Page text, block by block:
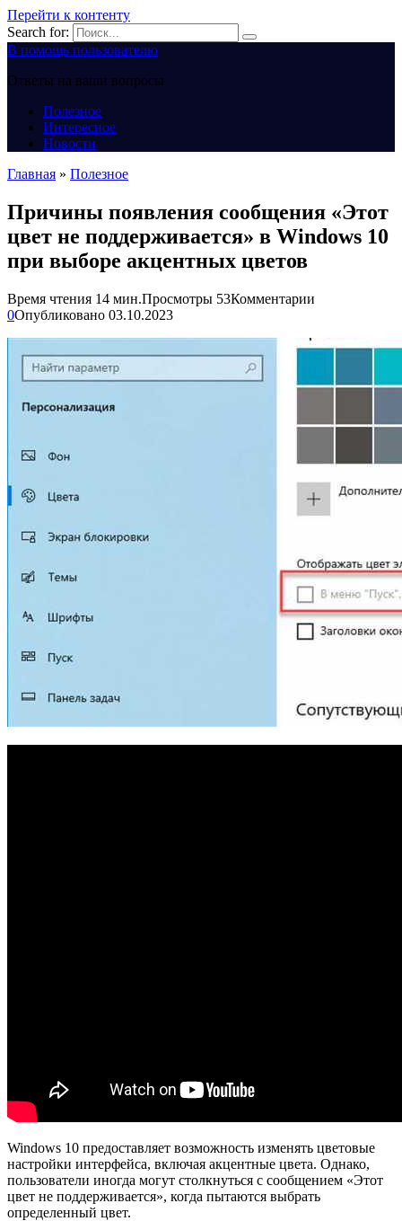
Перейти к контенту
Search for:
В помощь пользователю
Ответы на ваши вопросы
Полезное
Интересное
Новости
Главная » Полезное
Причины появления сообщения «Этот
цвет не поддерживается» в Windows 10
при выборе акцентных цветов
Время чтения 14 мин.Просмотры 53Комментарии
0Опубликовано 03.10.2023
Windows 10 предоставляет возможность изменять цветовые
настройки интерфейса, включая акцентные цвета. Однако,
пользователи иногда могут столкнуться с сообщением «Этот
цвет не поддерживается», когда пытаются выбрать
определенный цвет.